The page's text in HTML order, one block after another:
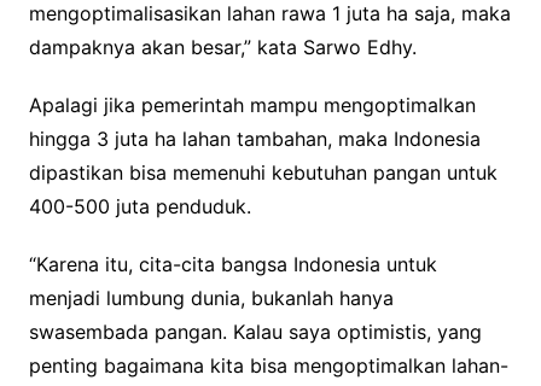
mengoptimalisasikan lahan rawa 1 juta ha saja, maka
dampaknya akan besar,” kata Sarwo Edhy.
Apalagi jika pemerintah mampu mengoptimalkan
hingga 3 juta ha lahan tambahan, maka Indonesia
dipastikan bisa memenuhi kebutuhan pangan untuk
400-500 juta penduduk.
“Karena itu, cita-cita bangsa Indonesia untuk
menjadi lumbung dunia, bukanlah hanya
swasembada pangan. Kalau saya optimistis, yang
penting bagaimana kita bisa mengoptimalkan lahan-